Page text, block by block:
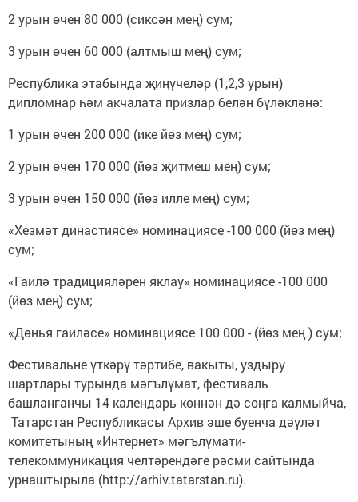
2 урын өчен 80 000 (сиксән мең) сум;
3 урын өчен 60 000 (алтмыш мең) сум;
Республика этабында җиңүчеләр (1,2,3 урын)
дипломнар һәм акчалата призлар белән бүләкләнә:
1 урын өчен 200 000 (ике йөз мең) сум;
2 урын өчен 170 000 (йөз җитмеш мең) сум;
3 урын өчен 150 000 (йөз илле мең) сум;
«Хезмәт династиясе» номинациясе -100 000 (йөз мең)
сум;
«Гаилә традицияләрен яклау» номинациясе -100 000
(йөз мең) сум;
«Дөнья гаиләсе» номинациясе 100 000 - (йөз мең ) сум;
Фестивальне үткәрү тәртибе, вакыты, уздыру
шартлары турында мәгълүмат, фестиваль
башланганчы 14 календарь көннән дә соңга калмыйча,
Татарстан Республикасы Архив эше буенча дәүләт
комитетының «Интернет» мәгълүмати-
телекоммуникация челтәрендәге рәсми сайтында
урнаштырыла (http://arhiv.tatarstan.ru).